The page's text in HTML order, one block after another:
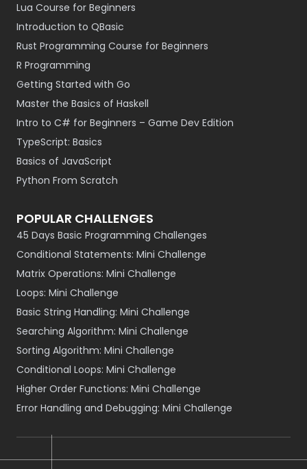
Lua Course for Beginners
Introduction to QBasic
Rust Programming Course for Beginners
R Programming
Getting Started with Go
Master the Basics of Haskell
Intro to C# for Beginners – Game Dev Edition
TypeScript: Basics
Basics of JavaScript
Python From Scratch
POPULAR CHALLENGES
45 Days Basic Programming Challenges
Conditional Statements: Mini Challenge
Matrix Operations: Mini Challenge
Loops: Mini Challenge
Basic String Handling: Mini Challenge
Searching Algorithm: Mini Challenge
Sorting Algorithm: Mini Challenge
Conditional Loops: Mini Challenge
Higher Order Functions: Mini Challenge
Error Handling and Debugging: Mini Challenge